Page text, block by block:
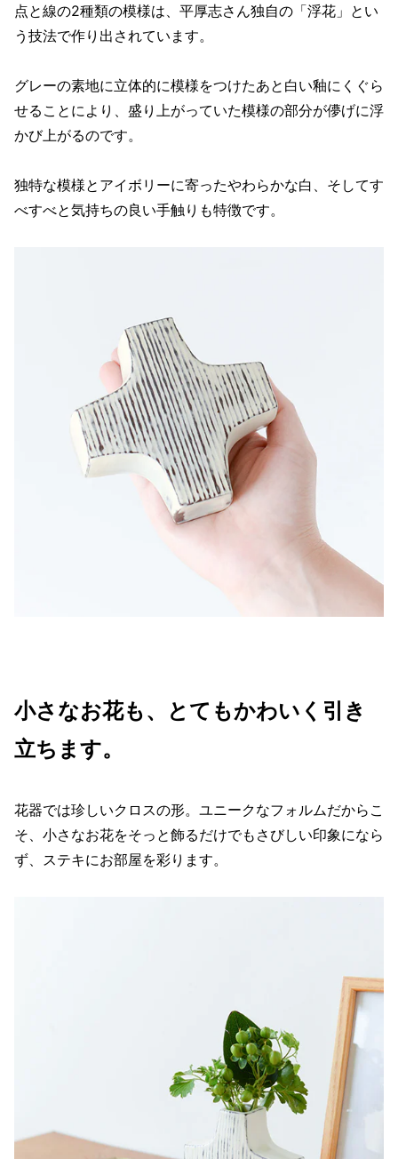
点と線の2種類の模様は、平厚志さん独自の「浮花」とい
う技法で作り出されています。
グレーの素地に立体的に模様をつけたあと白い釉にくぐら
せることにより、盛り上がっていた模様の部分が儚げに浮
かび上がるのです。
独特な模様とアイボリーに寄ったやわらかな白、そしてす
べすべと気持ちの良い手触りも特徴です。
小さなお花も、とてもかわいく引き
立ちます。
花器では珍しいクロスの形。ユニークなフォルムだからこ
そ、小さなお花をそっと飾るだけでもさびしい印象になら
ず、ステキにお部屋を彩ります。